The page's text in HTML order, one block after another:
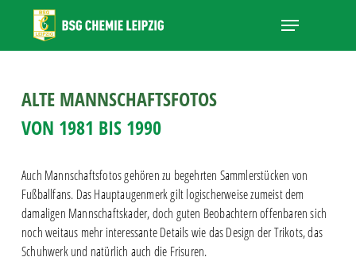
main
Menu
ALTE MANNSCHAFTSFOTOS
VON 1981 BIS 1990
Auch Mannschaftsfotos gehören zu begehrten Sammlerstücken von
Fußballfans. Das Hauptaugenmerk gilt logischerweise zumeist dem
damaligen Mannschaftskader, doch guten Beobachtern offenbaren sich
noch weitaus mehr interessante Details wie das Design der Trikots, das
Schuhwerk und natürlich auch die Frisuren.
Close